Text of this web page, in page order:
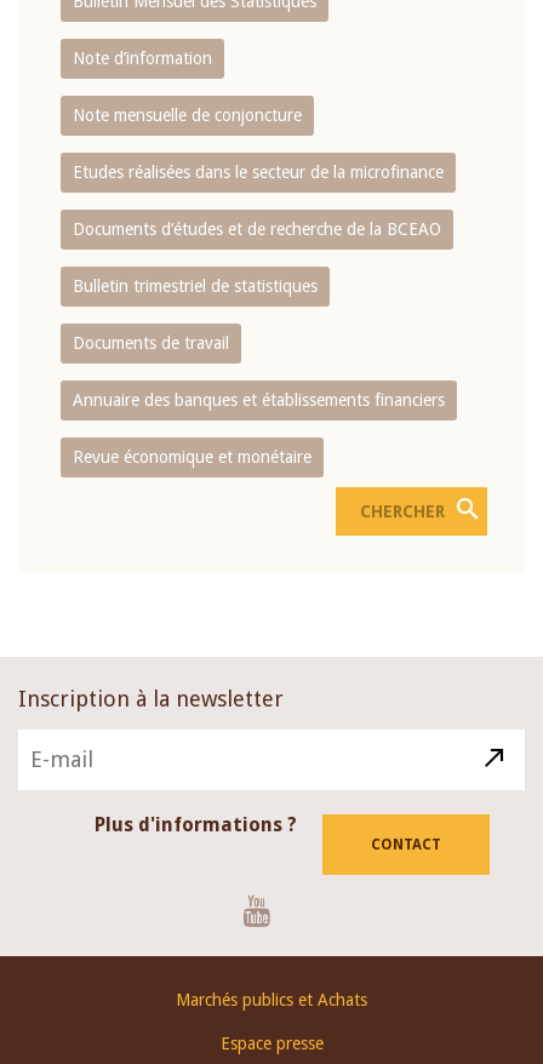
Note d’information
Note mensuelle de conjoncture
Etudes réalisées dans le secteur de la microfinance
Documents d’études et de recherche de la BCEAO
Bulletin trimestriel de statistiques
Documents de travail
Annuaire des banques et établissements financiers
Revue économique et monétaire
Inscription à la newsletter
Plus d'informations ?
CONTACT
Marchés publics et Achats
Espace presse